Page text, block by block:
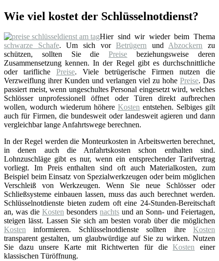
Wie viel kostet der Schlüsselnotdienst?
Hier sind wir wieder beim Thema
schwarze Schafe. Um sich vorBetrügern undAbzockern zu
schützen, sollten Sie diePreise beziehungsweise deren
Zusammensetzung kennen. In der Regel gibt es durchschnittliche
oder tarifliche Preise. Viele betrügerische Firmen nutzen die
Verzweiflung ihrer Kunden und verlangen viel zu hohe Preise. Das
passiert meist, wenn ungeschultes Personal eingesetzt wird, welches
Schlösser unprofessionell öffnet oder Türen direkt aufbrechen
wollen, wodurch wiederum höhere Kosten entstehen. Selbiges gilt
auch für Firmen, die bundesweit oder landesweit agieren und dann
vergleichbar lange Anfahrtswege berechnen.
In der Regel werden die Monteurkosten in Arbeitswerten berechnet,
in denen auch die Anfahrtskosten schon enthalten sind.
Lohnzuschläge gibt es nur, wenn ein entsprechender Tarifvertrag
vorliegt. Im Preis enthalten sind oft auch Materialkosten, zum
Beispiel beim Einsatz von Spezialwerkzeugen oder beim möglichen
Verschleiß von Werkzeugen. Wenn Sie neue Schlösser oder
Schließsysteme einbauen lassen, muss das auch berechnet werden.
Schlüsselnotdienste bieten zudem oft eine 24-Stunden-Bereitschaft
an, was die Kosten besonders nachts und an Sonn- und Feiertagen,
steigen lässt. Lassen Sie sich am besten vorab über die möglichen
Kosten informieren. Schlüsselnotdienste sollten ihre Kosten
transparent gestalten, um glaubwürdige auf Sie zu wirken. Nutzen
Sie dazu unsere Karte mit Richtwerten für dieKosten einer
klassischen Türöffnung.